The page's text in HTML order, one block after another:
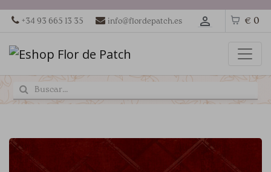
+34 93 665 13 35 info@flordepatch.es € 0